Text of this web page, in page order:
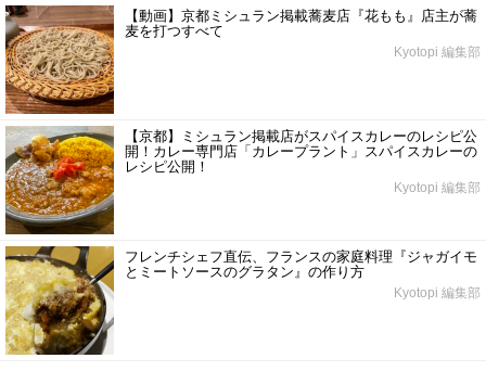
【動画】京都ミシュラン掲載蕎麦店『花もも』店主が蕎
麦を打つすべて
Kyotopi 編集部
【京都】ミシュラン掲載店がスパイスカレーのレシピ公
開！カレー専門店「カレープラント」スパイスカレーの
レシピ公開！
Kyotopi 編集部
フレンチシェフ直伝、フランスの家庭料理『ジャガイモ
とミートソースのグラタン』の作り方
Kyotopi 編集部